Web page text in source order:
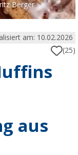
Berger
am: 10.02.2026
(25)
aus